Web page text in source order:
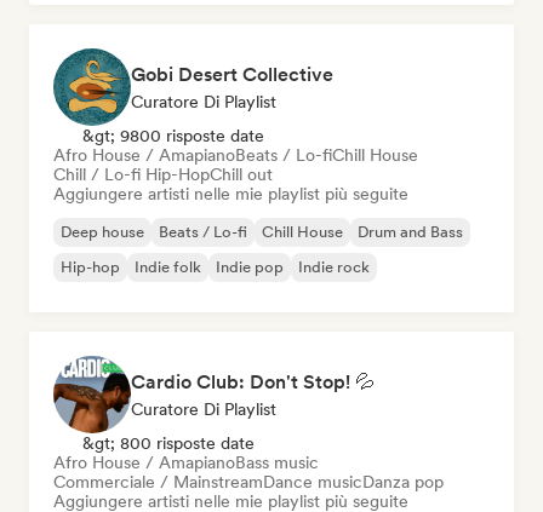
Gobi Desert Collective
Curatore Di Playlist
&gt; 9800 risposte date
Afro House / AmapianoBeats / Lo-fiChill House
Chill / Lo-fi Hip-HopChill out
Aggiungere artisti nelle mie playlist più seguite
Deep house Beats / Lo-fi Chill House
Drum and Bass
Hip-hop
Indie folk Indie pop Indie rock
Cardio Club: Don't Stop! 💦
Curatore Di Playlist
&gt; 800 risposte date
Afro House / AmapianoBass music
Commerciale / MainstreamDance musicDanza pop
Aggiungere artisti nelle mie playlist più seguite